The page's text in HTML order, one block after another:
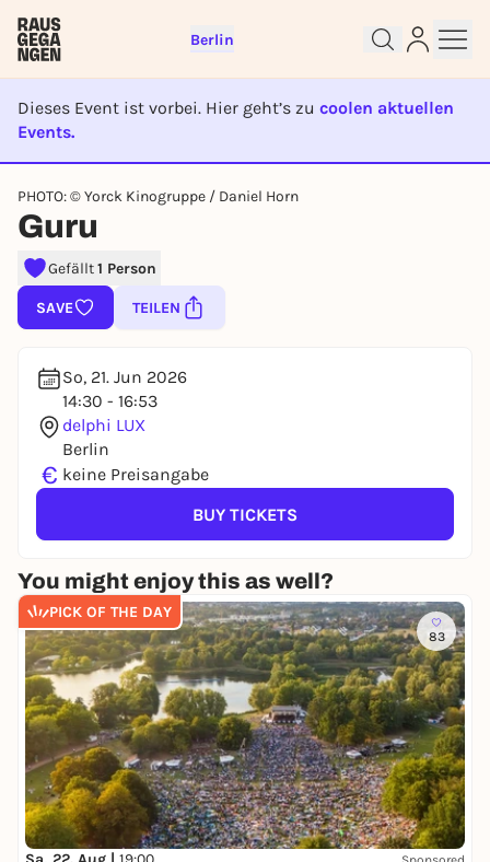
Berlin
Dieses Event ist vorbei. Hier geht’s zu coolen aktuellen
Events.
EVENT IST BEENDET
PHOTO: © Yorck Kinogruppe / Daniel Horn
Guru
Gefällt1 Person
SAVE TEILEN
So, 21. Jun 2026
14:30 - 16:53
delphi LUX
Berlin
€ keine Preisangabe
BUY TICKETS
You might enjoy this as well?
PICK OF THE DAY
83
Sign up for free and get started
To like events, follow pages, or participate in
lotteries, you need a free Rausgegangen account.
REGISTER FOR FREE NOW
You already have an account?